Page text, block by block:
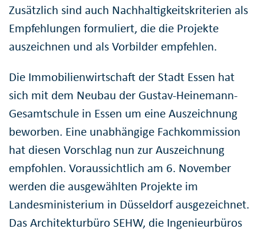
Zusätzlich sind auch Nachhaltigkeitskriterien als
Empfehlungen formuliert, die die Projekte
auszeichnen und als Vorbilder empfehlen.
Die Immobilienwirtschaft der Stadt Essen hat
sich mit dem Neubau der Gustav-Heinemann-
Gesamtschule in Essen um eine Auszeichnung
beworben. Eine unabhängige Fachkommission
hat diesen Vorschlag nun zur Auszeichnung
empfohlen. Voraussichtlich am 6. November
werden die ausgewählten Projekte im
Landesministerium in Düsseldorf ausgezeichnet.
Das Architekturbüro SEHW, die Ingenieurbüros